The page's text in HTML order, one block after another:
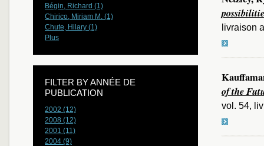
livraison
of the
vol. 54,
Bégin, Richard (1)
Chirico, Miriam M. (1)
Chute, Hilary (1)
Plus
FILTER BY ANNÉE DE
PUBLICATION
2002 (12)
2008 (12)
2001 (11)
2004 (9)